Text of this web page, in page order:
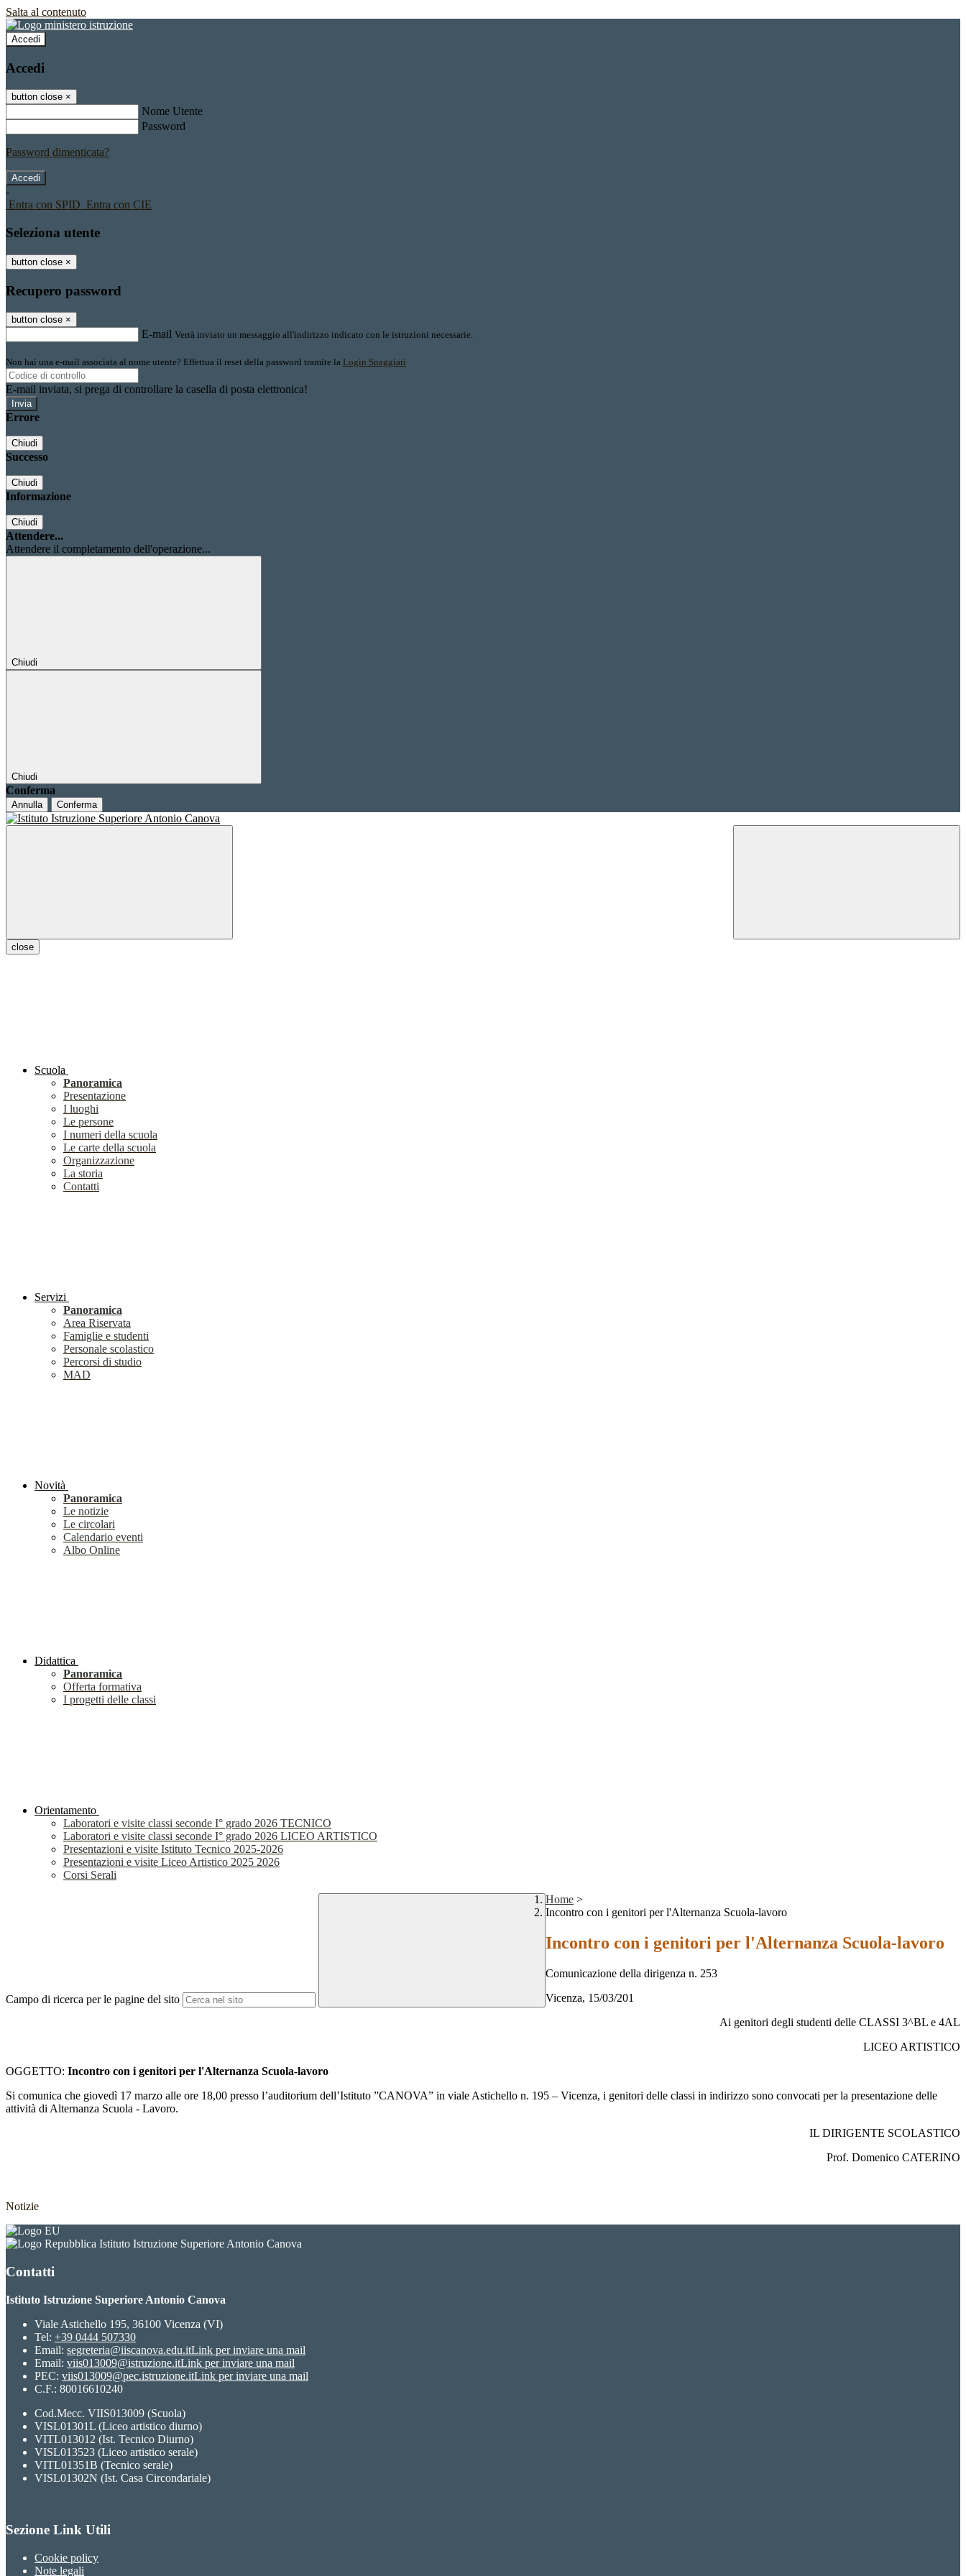
Salta al contenuto
Accedi
Accedi
button close ×
Nome Utente
Password
Password dimenticata?
-
Entra con SPID Entra con CIE
Seleziona utente
button close ×
Recupero password
button close ×
E-mail Verrà inviato un messaggio all'indirizzo indicato con le istruzioni necessarie.
Non hai una e-mail associata al nome utente? Effettua il reset della password tramite la Login Spaggiari
E-mail inviata, si prega di controllare la casella di posta elettronica!
Errore
Chiudi
Successo
Chiudi
Informazione
Chiudi
Attendere...
Attendere il completamento dell'operazione...
Chiudi
Chiudi
Conferma
Annulla Conferma
close
Scuola
Panoramica
Presentazione
I luoghi
Le persone
I numeri della scuola
Le carte della scuola
Organizzazione
La storia
Contatti
Servizi
Panoramica
Area Riservata
Famiglie e studenti
Personale scolastico
Percorsi di studio
MAD
Novità
Panoramica
Le notizie
Le circolari
Calendario eventi
Albo Online
Didattica
Panoramica
Offerta formativa
I progetti delle classi
Orientamento
Laboratori e visite classi seconde I° grado 2026 TECNICO
Laboratori e visite classi seconde I° grado 2026 LICEO ARTISTICO
Presentazioni e visite Istituto Tecnico 2025-2026
Presentazioni e visite Liceo Artistico 2025 2026
Corsi Serali
Campo di ricerca per le pagine del sito
Home >
Incontro con i genitori per l'Alternanza Scuola-lavoro
Incontro con i genitori per l'Alternanza Scuola-lavoro
Comunicazione della dirigenza n. 253
Vicenza, 15/03/201
Ai genitori degli studenti delle CLASSI 3^BL e 4AL
LICEO ARTISTICO
OGGETTO: Incontro con i genitori per l'Alternanza Scuola-lavoro
Si comunica che giovedì 17 marzo alle ore 18,00 presso l’auditorium dell’Istituto ”CANOVA” in viale Astichello n. 195 – Vicenza, i genitori delle classi in indirizzo sono convocati per la presentazione delle
attività di Alternanza Scuola - Lavoro.
IL DIRIGENTE SCOLASTICO
Prof. Domenico CATERINO
Notizie
Istituto Istruzione Superiore Antonio Canova
Contatti
Istituto Istruzione Superiore Antonio Canova
Viale Astichello 195, 36100 Vicenza (VI)
Tel: +39 0444 507330
Email: segreteria@iiscanova.edu.itLink per inviare una mail
Email: viis013009@istruzione.itLink per inviare una mail
PEC: viis013009@pec.istruzione.itLink per inviare una mail
C.F.: 80016610240
Cod.Mecc. VIIS013009 (Scuola)
VISL01301L (Liceo artistico diurno)
VITL013012 (Ist. Tecnico Diurno)
VISL013523 (Liceo artistico serale)
VITL01351B (Tecnico serale)
VISL01302N (Ist. Casa Circondariale)
Sezione Link Utili
Cookie policy
Note legali